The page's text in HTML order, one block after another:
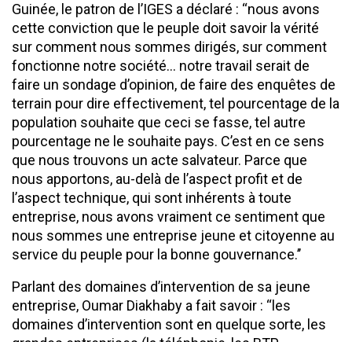
Guinée, le patron de l’IGES a déclaré : ‘‘nous avons
cette conviction que le peuple doit savoir la vérité
sur comment nous sommes dirigés, sur comment
fonctionne notre société… notre travail serait de
faire un sondage d’opinion, de faire des enquêtes de
terrain pour dire effectivement, tel pourcentage de la
population souhaite que ceci se fasse, tel autre
pourcentage ne le souhaite pays. C’est en ce sens
que nous trouvons un acte salvateur. Parce que
nous apportons, au-delà de l’aspect profit et de
l’aspect technique, qui sont inhérents à toute
entreprise, nous avons vraiment ce sentiment que
nous sommes une entreprise jeune et citoyenne au
service du peuple pour la bonne gouvernance.’’
Parlant des domaines d’intervention de sa jeune
entreprise, Oumar Diakhaby a fait savoir : ‘‘les
domaines d’intervention sont en quelque sorte, les